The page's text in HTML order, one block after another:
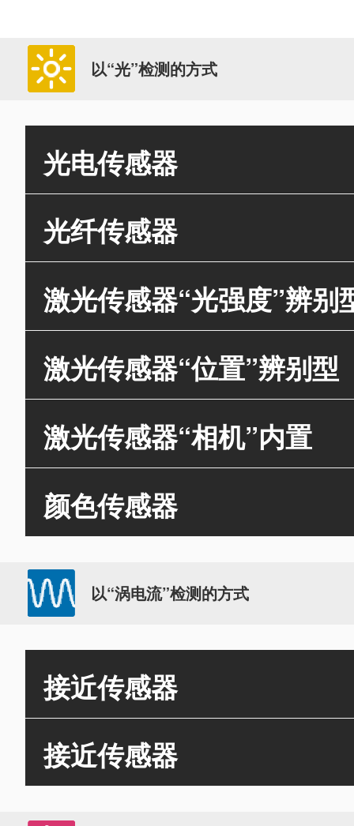
以“光”检测的方式
光电传感器
光纤传感器
激光传感器“光强度”辨别
激光传感器“位置”辨别型
激光传感器“相机”内置
颜色传感器
以“涡电流”检测的方式
接近传感器
接近传感器